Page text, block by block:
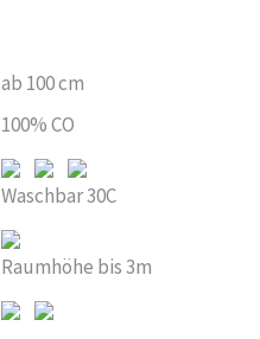
ab 100 cm
100% CO
Waschbar 30C
Raumhöhe bis 3m